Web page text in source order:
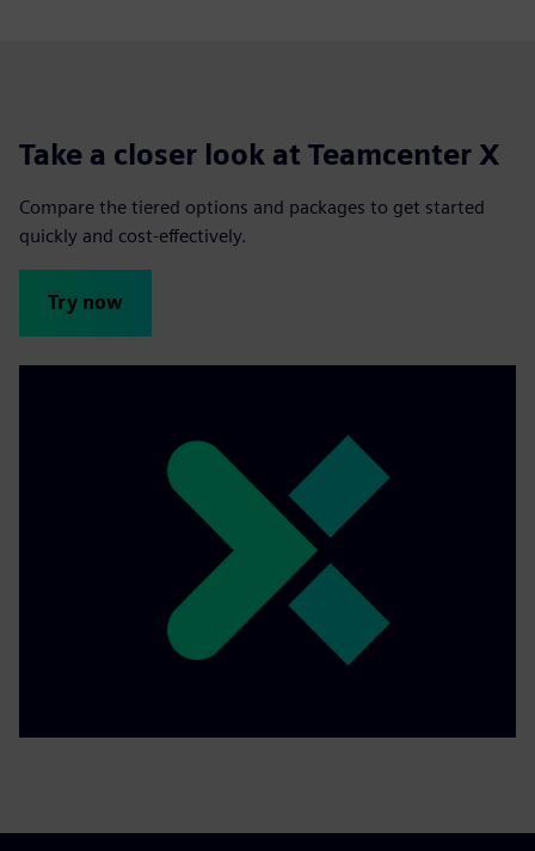
Take a closer look at Teamcenter X
Compare the tiered options and packages to get started
quickly and cost-effectively.
Try now